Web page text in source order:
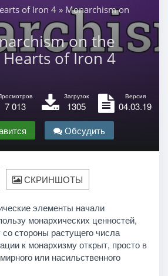
of Iron 4» Monarchism on
on the
Hearts of Iron 4
7 013
Загрузок
1305
Версия
04.03.19
Обсудить
СКРИНШОТЫ
элементы начали
монархических ценностей,
стороны растущего числа
к монархизму открыт, просто в
или насильственного